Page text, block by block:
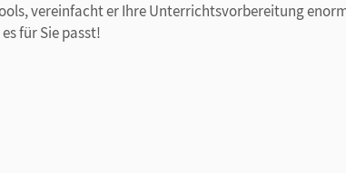
vereinfacht er Ihre Unterrichtsvorbereitung
für Sie passt!